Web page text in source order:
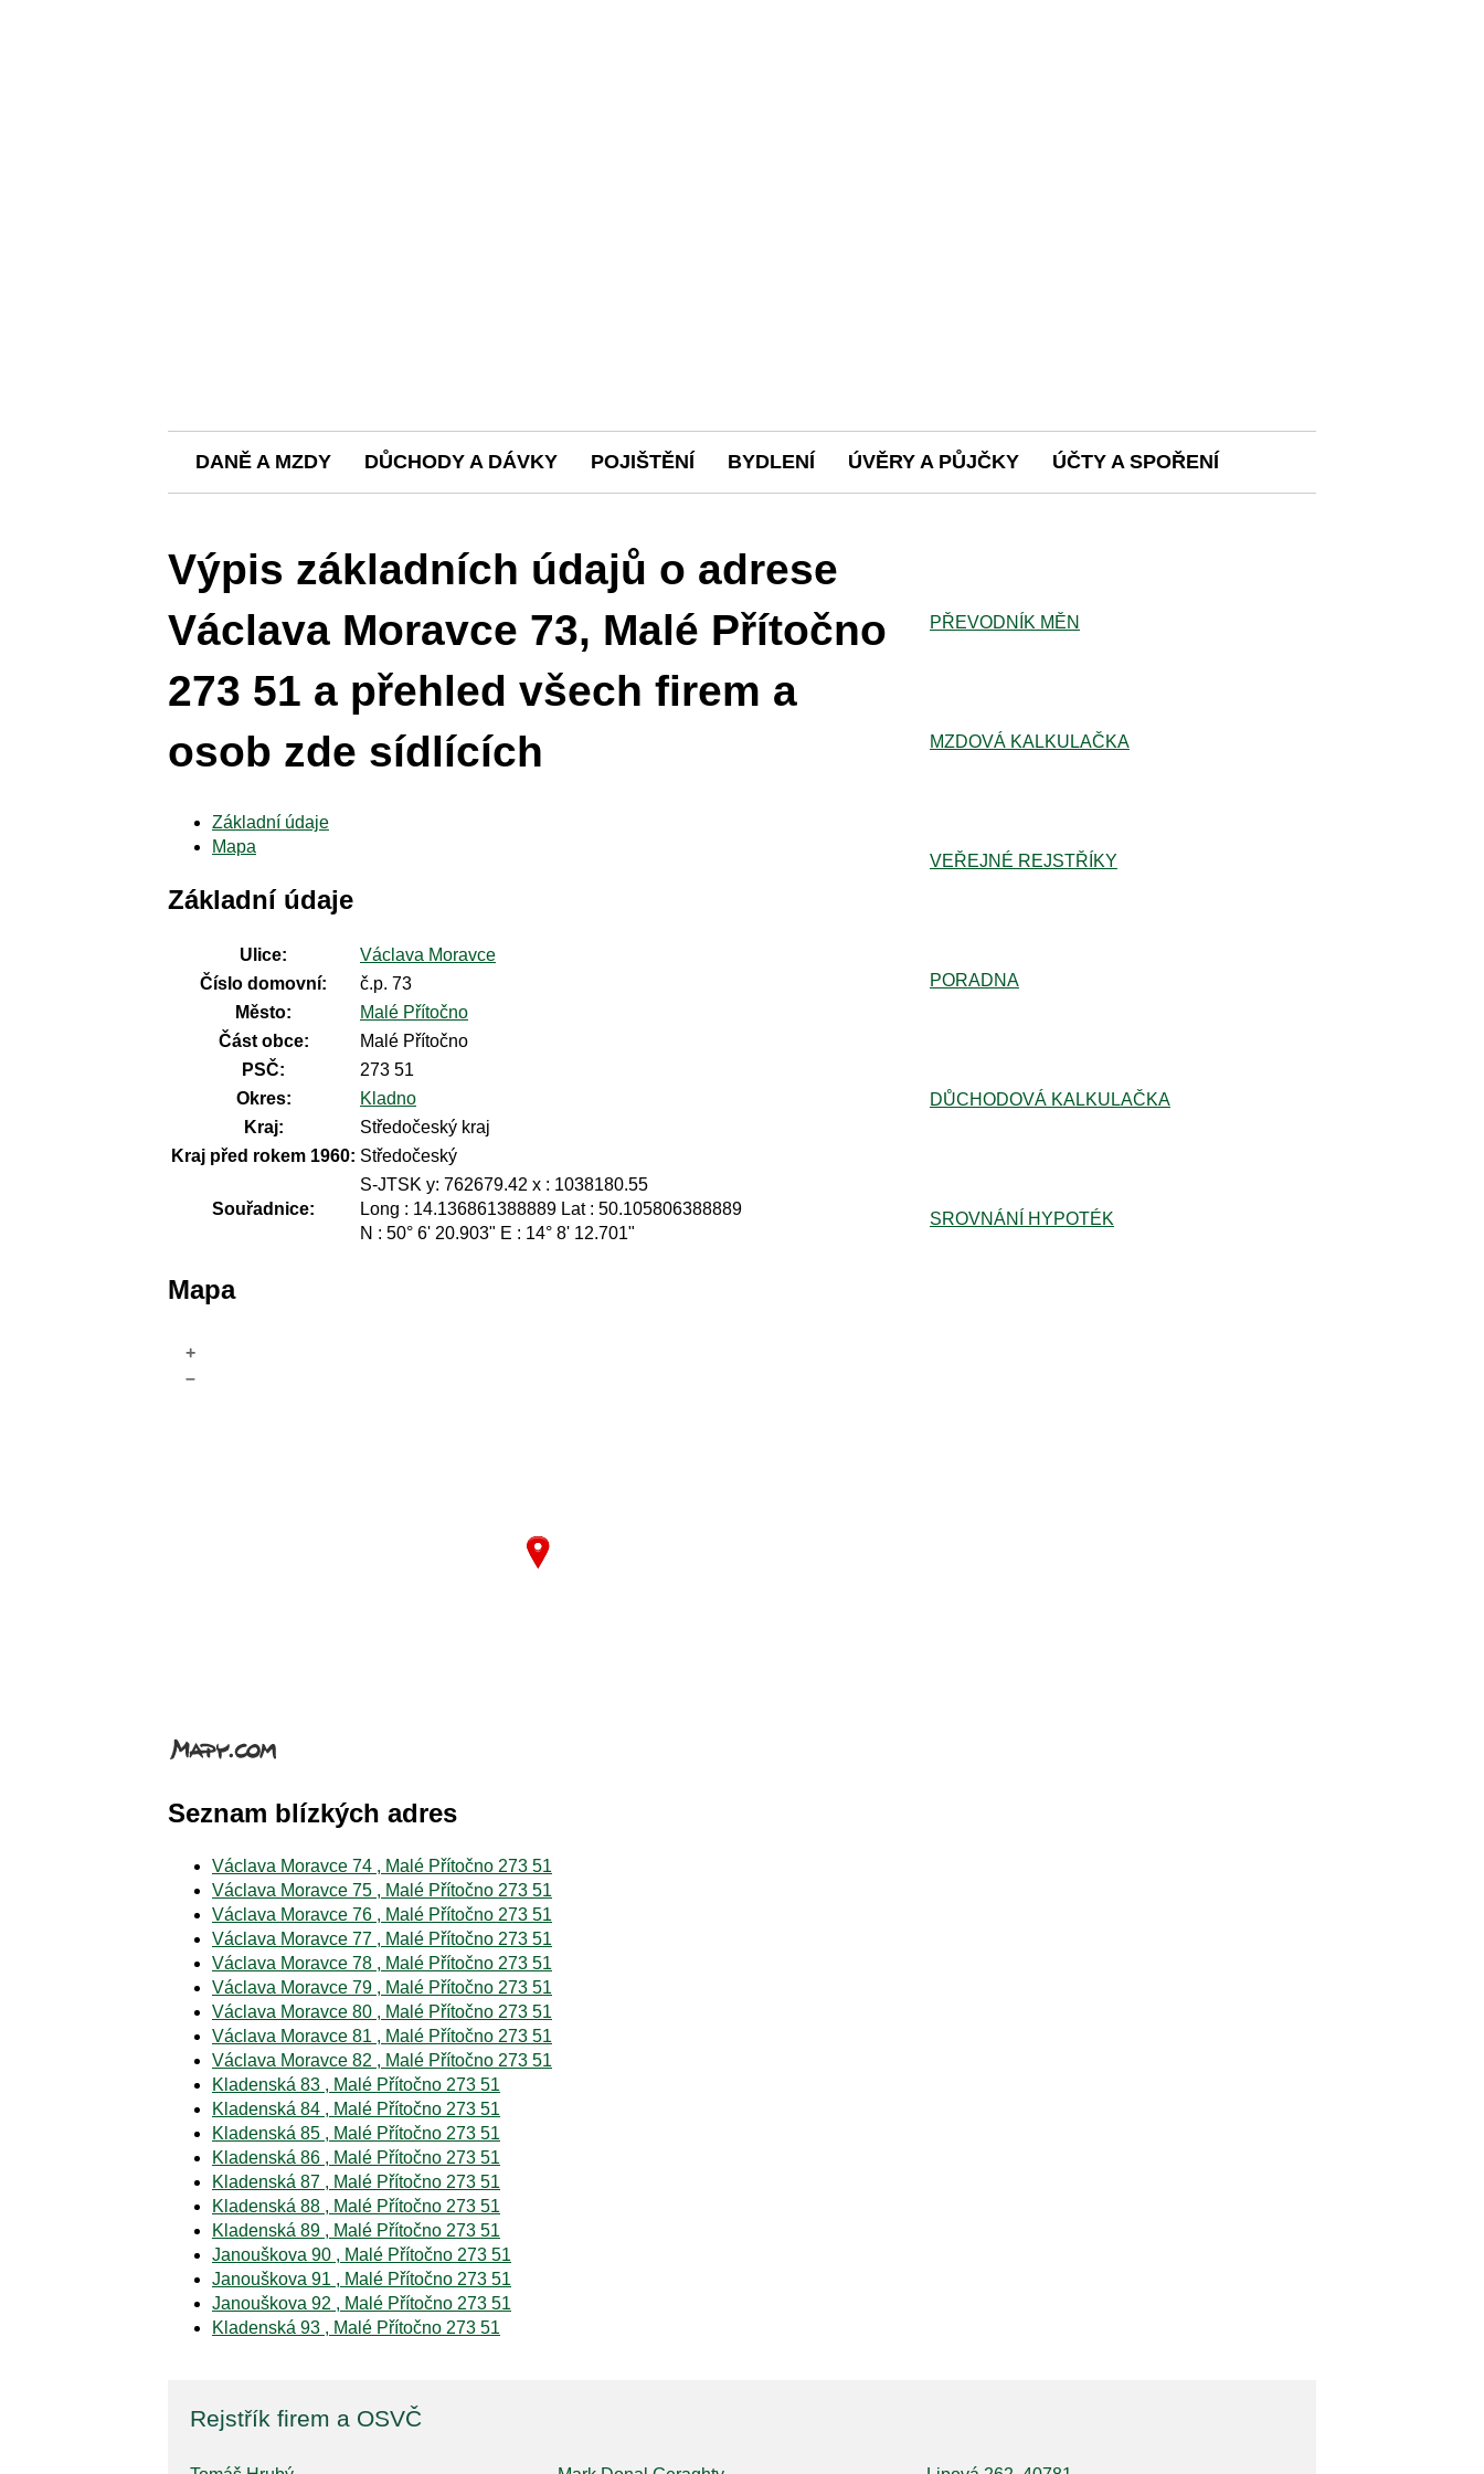
DANĚ A MZDY DŮCHODY A DÁVKY POJIŠTĚNÍ BYDLENÍ ÚVĚRY A PŮJČKY ÚČTY A SPOŘENÍ
Výpis základních údajů o adrese
Václava Moravce 73, Malé Přítočno
273 51 a přehled všech firem a
osob zde sídlících
Základní údaje
Mapa
Základní údaje
Ulice:
Václava Moravce
Číslo domovní:
č.p. 73
Město:
Malé Přítočno
Část obce:
Malé Přítočno
PSČ:
273 51
Okres:
Kladno
Kraj:
Středočeský kraj
Kraj před rokem 1960: Středočeský
Souřadnice:
S-JTSK y: 762679.42 x : 1038180.55
Long : 14.136861388889 Lat : 50.105806388889
N : 50° 6' 20.903" E : 14° 8' 12.701"
Mapa
+
–
Seznam blízkých adres
Václava Moravce 74 , Malé Přítočno 273 51
Václava Moravce 75 , Malé Přítočno 273 51
Václava Moravce 76 , Malé Přítočno 273 51
Václava Moravce 77 , Malé Přítočno 273 51
Václava Moravce 78 , Malé Přítočno 273 51
Václava Moravce 79 , Malé Přítočno 273 51
Václava Moravce 80 , Malé Přítočno 273 51
Václava Moravce 81 , Malé Přítočno 273 51
Václava Moravce 82 , Malé Přítočno 273 51
Kladenská 83 , Malé Přítočno 273 51
Kladenská 84 , Malé Přítočno 273 51
Kladenská 85 , Malé Přítočno 273 51
Kladenská 86 , Malé Přítočno 273 51
Kladenská 87 , Malé Přítočno 273 51
Kladenská 88 , Malé Přítočno 273 51
Kladenská 89 , Malé Přítočno 273 51
Janouškova 90 , Malé Přítočno 273 51
Janouškova 91 , Malé Přítočno 273 51
Janouškova 92 , Malé Přítočno 273 51
Kladenská 93 , Malé Přítočno 273 51
PŘEVODNÍK MĚN
MZDOVÁ KALKULAČKA
VEŘEJNÉ REJSTŘÍKY
PORADNA
DŮCHODOVÁ KALKULAČKA
SROVNÁNÍ HYPOTÉK
Rejstřík firem a OSVČ